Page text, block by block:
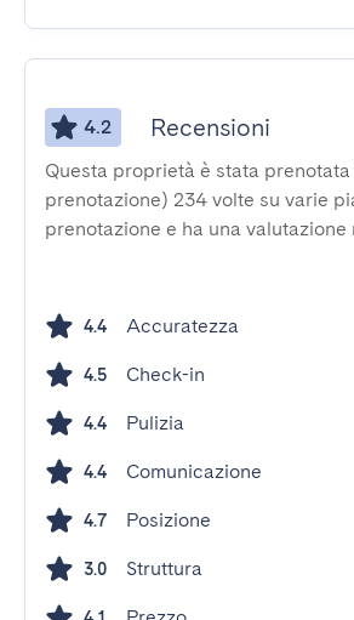
4.2 Recensioni
Questa proprietà è stata
prenotazione) 234 volte su varie
prenotazione e ha una
4.4 Accuratezza
4.5 Check-in
4.4 Pulizia
4.4 Comunicazione
4.7 Posizione
3.0 Struttura